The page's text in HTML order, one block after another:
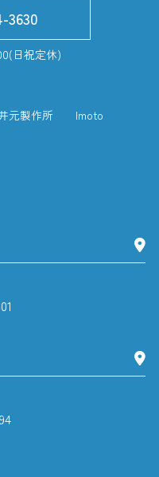
3630
日祝定休)
井元製作所 Imoto